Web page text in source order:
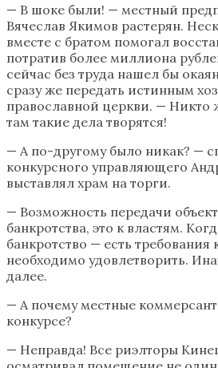
— В шоке были! — местный
Вячеслав Якимов растерян.
вместе с братом помогал
потратив более миллиона
сейчас без труда нашел бы
сразу же передать истинным
православной церкви. — Никто
там такие дела творятся!
— А по-другому было никак? —
конкурсного управляющего
выставлял храм на торги.
— Возможность передачи
банкротства, это к властям.
банкротство — есть
необходимо удовлетворить.
далее.
— А почему местные
конкурсе?
— Неправда! Все риэлторы